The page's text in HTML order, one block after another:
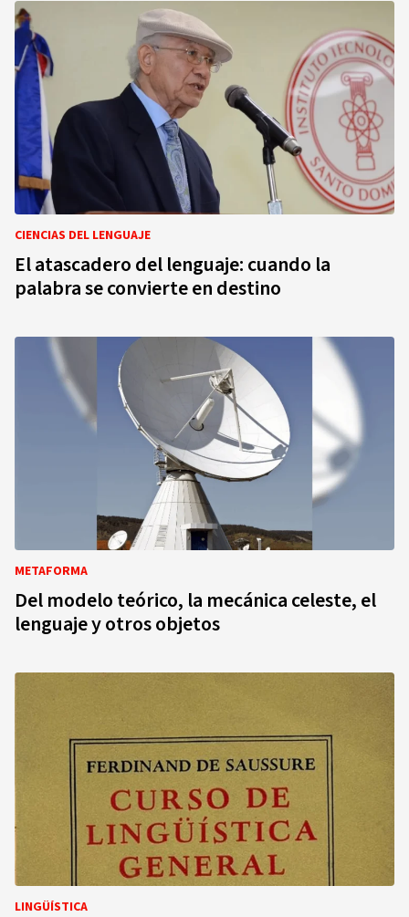
CIENCIAS DEL LENGUAJE
El atascadero del lenguaje: cuando la
palabra se convierte en destino
METAFORMA
Del modelo teórico, la mecánica celeste, el
lenguaje y otros objetos
LINGÜÍSTICA